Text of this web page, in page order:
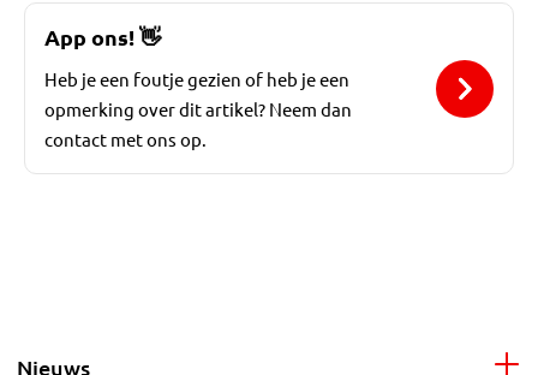
App ons!👋
Heb je een foutje gezien of heb je een
opmerking over dit artikel? Neem dan
contact met ons op.
Nieuws